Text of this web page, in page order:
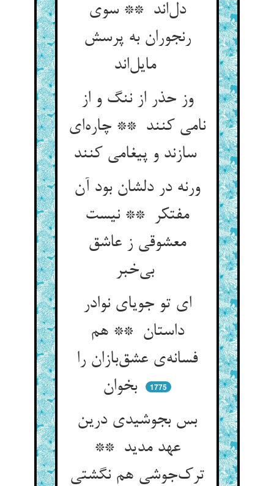
دل‌اند ** سوی
رنجوران به پرسش
مایل‌اند
وز حذر از ننگ و از
نامی کنند ** چاره‌ای
سازند و پیغامی کنند
ورنه در دلشان بود آن
مفتکر ** نیست
معشوقی ز عاشق
بی‌خبر
ای تو جویای نوادر
داستان ** هم
فسانه‌ی عشق‌بازان را
بخوان
1775
بس بجوشیدی درین
عهد مدید **
ترک‌جوشی هم نگشتی